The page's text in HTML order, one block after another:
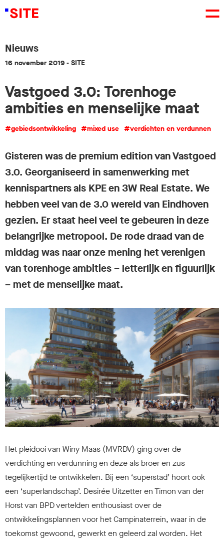
Nieuws
16 november 2019 - SITE
Vastgoed 3.0: Torenhoge
ambities en menselijke maat
#gebiedsontwikkeling #mixed use #verdichten en verdunnen
Gisteren was de premium edition van Vastgoed
3.0. Georganiseerd in samenwerking met
kennispartners als KPE en 3W Real Estate. We
hebben veel van de 3.0 wereld van Eindhoven
gezien. Er staat heel veel te gebeuren in deze
belangrijke metropool. De rode draad van de
middag was naar onze mening het verenigen
van torenhoge ambities – letterlijk en figuurlijk
– met de menselijke maat.
Het pleidooi van Winy Maas (MVRDV) ging over de
verdichting en verdunning en deze als broer en zus
tegelijkertijd te ontwikkelen. Bij een ‘superstad’ hoort ook
een ‘superlandschap’. Desirée Uitzetter en Timon van der
Horst van BPD vertelden enthousiast over de
ontwikkelingsplannen voor het Campinaterrein, waar in de
toekomst gewoond, gewerkt en geleerd zal worden. Het